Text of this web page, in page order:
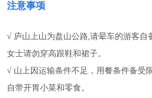
注意事项
√ 庐山上山为盘山公路,请晕车的游客自
女士请勿穿高跟鞋和裙子。
√ 山上因运输条件不足，用餐条件备受
自带开胃小菜和零食。